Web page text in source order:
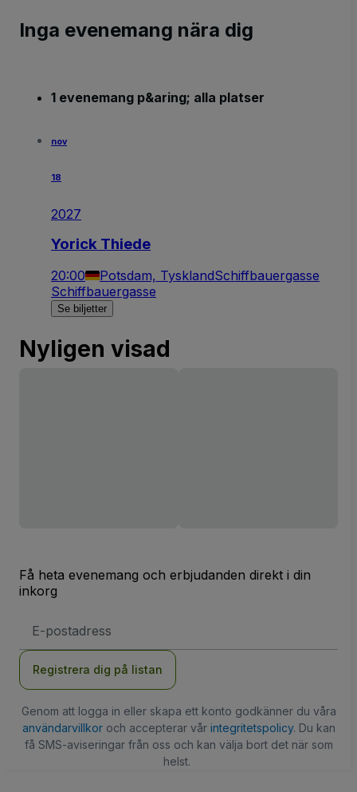
Inga evenemang nära dig
1 evenemang p&aring; alla platser
nov
18
2027
Yorick Thiede
20:00 Potsdam, TysklandSchiffbauergasse
Schiffbauergasse
Se biljetter
Nyligen visad
Få heta evenemang och erbjudanden direkt i din
inkorg
postadress
Registrera dig på listan
Genom att logga in eller skapa ett konto godkänner du våra
användarvillkoroch accepterar vår integritetspolicy. Du kan
få SMS-aviseringar från oss och kan välja bort det när som
helst.